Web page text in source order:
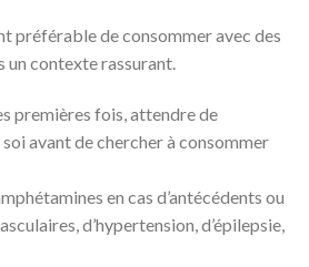
préférable de consommer avec des
un contexte rassurant.
premières fois, attendre de
avant de chercher à consommer
en cas d’antécédents ou
d’hypertension, d’épilepsie,